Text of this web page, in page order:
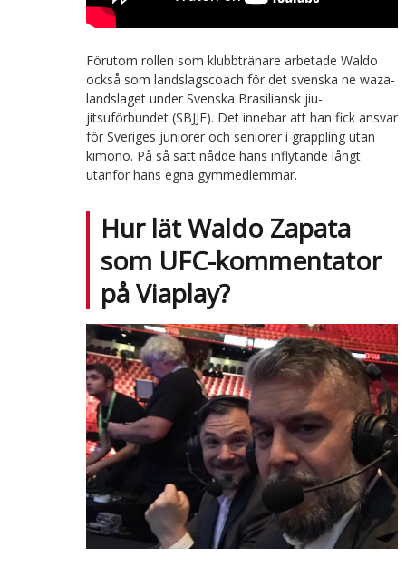
Förutom rollen som klubbtränare arbetade Waldo
också som landslagscoach för det svenska ne waza-
landslaget under Svenska Brasiliansk jiu-
jitsuförbundet (SBJJF). Det innebar att han fick ansvar
för Sveriges juniorer och seniorer i grappling utan
kimono. På så sätt nådde hans inflytande långt
utanför hans egna gymmedlemmar.
Hur lät Waldo Zapata
som UFC-kommentator
på Viaplay?